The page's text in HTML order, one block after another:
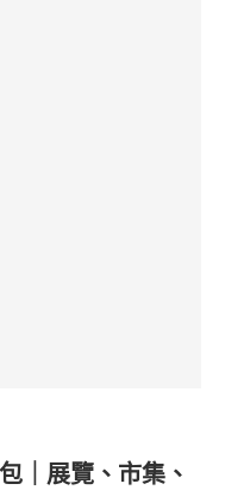
｜展覽、市集、